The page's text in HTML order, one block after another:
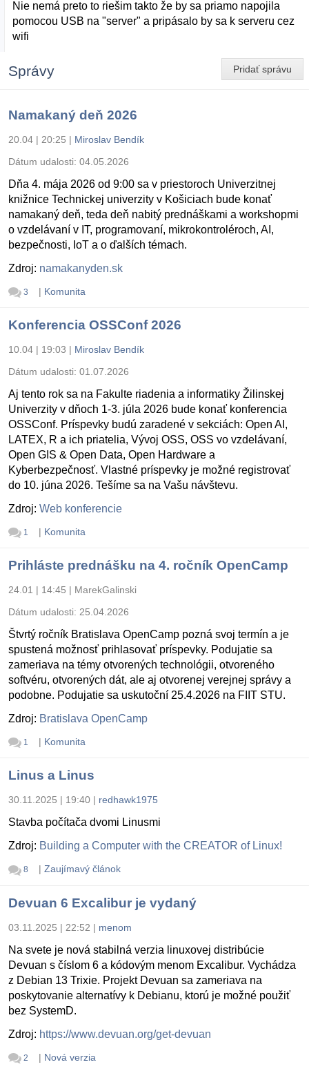
Nie nemá preto to riešim takto že by sa priamo napojila
pomocou USB na "server" a pripásalo by sa k serveru cez
wifi
Pridať správu
Správy
Namakaný deň 2026
20.04 | 20:25 | Miroslav Bendík
Dátum udalosti: 04.05.2026
Dňa 4. mája 2026 od 9:00 sa v priestoroch Univerzitnej
knižnice Technickej univerzity v Košiciach bude konať
namakaný deň, teda deň nabitý prednáškami a workshopmi
o vzdelávaní v IT, programovaní, mikrokontroléroch, AI,
bezpečnosti, IoT a o ďalších témach.
Zdroj: namakanyden.sk
3 | Komunita
Konferencia OSSConf 2026
10.04 | 19:03 | Miroslav Bendík
Dátum udalosti: 01.07.2026
Aj tento rok sa na Fakulte riadenia a informatiky Žilinskej
Univerzity v dňoch 1-3. júla 2026 bude konať konferencia
OSSConf. Príspevky budú zaradené v sekciách: Open AI,
LATEX, R a ich priatelia, Vývoj OSS, OSS vo vzdelávaní,
Open GIS & Open Data, Open Hardware a
Kyberbezpečnosť. Vlastné príspevky je možné registrovať
do 10. júna 2026. Tešíme sa na Vašu návštevu.
Zdroj: Web konferencie
1 | Komunita
Prihláste prednášku na 4. ročník OpenCamp
24.01 | 14:45 | MarekGalinski
Dátum udalosti: 25.04.2026
Štvrtý ročník Bratislava OpenCamp pozná svoj termín a je
spustená možnosť prihlasovať príspevky. Podujatie sa
zameriava na témy otvorených technológii, otvoreného
softvéru, otvorených dát, ale aj otvorenej verejnej správy a
podobne. Podujatie sa uskutoční 25.4.2026 na FIIT STU.
Zdroj: Bratislava OpenCamp
1 | Komunita
Linus a Linus
30.11.2025 | 19:40 | redhawk1975
Stavba počítača dvomi Linusmi
Zdroj: Building a Computer with the CREATOR of Linux!
8 | Zaujímavý článok
Devuan 6 Excalibur je vydaný
03.11.2025 | 22:52 | menom
Na svete je nová stabilná verzia linuxovej distribúcie
Devuan s číslom 6 a kódovým menom Excalibur. Vychádza
z Debian 13 Trixie. Projekt Devuan sa zameriava na
poskytovanie alternatívy k Debianu, ktorú je možné použiť
bez SystemD.
Zdroj: https://www.devuan.org/get-devuan
2 | Nová verzia